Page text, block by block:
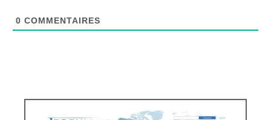
0 COMMENTAIRES